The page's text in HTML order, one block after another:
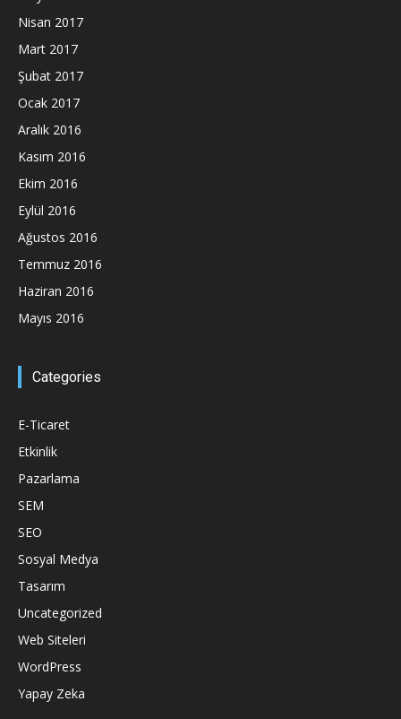
Nisan 2017
Mart 2017
Şubat 2017
Ocak 2017
Aralık 2016
Kasım 2016
Ekim 2016
Eylül 2016
Ağustos 2016
Temmuz 2016
Haziran 2016
Mayıs 2016
Categories
E-Ticaret
Etkinlik
Pazarlama
SEM
SEO
Sosyal Medya
Tasarım
Uncategorized
Web Siteleri
WordPress
Yapay Zeka